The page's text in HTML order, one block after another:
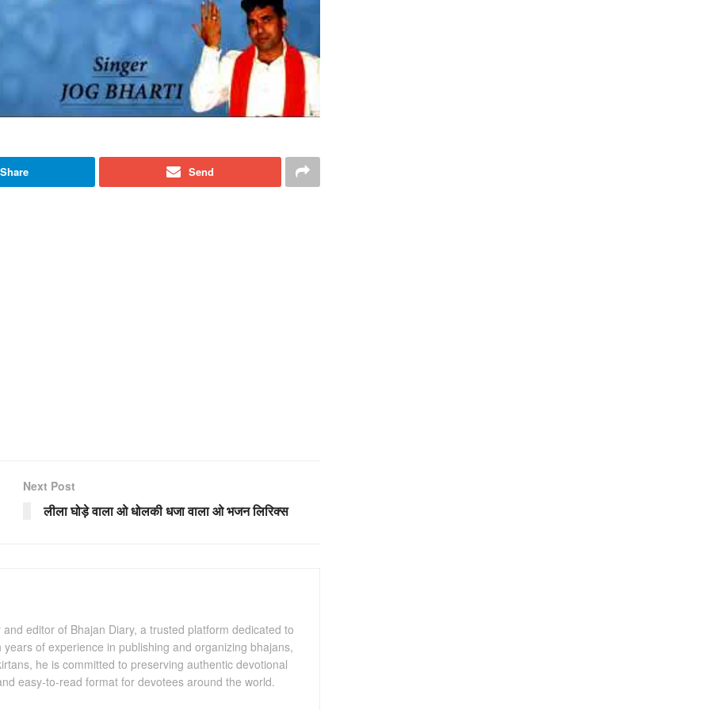
Share Send
Next Post
लीला घोड़े वाला ओ धोलकी धजा वाला ओ भजन लिरिक्स
editor of Bhajan Diary, a trusted platform dedicated to
of experience in publishing and organizing bhajans,
he is committed to preserving authentic devotional
easy-to-read format for devotees around the world.